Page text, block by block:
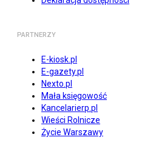
PARTNERZY
E-kiosk.pl
E-gazety.pl
Nexto.pl
Mała księgowość
Kancelarierp.pl
Wieści Rolnicze
Życie Warszawy